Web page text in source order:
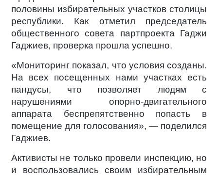
половины избирательных участков столицы
республики. Как отметил председатель
общественного совета партпроекта Гаджи
Гаджиев, проверка прошла успешно.
«Мониторинг показал, что условия созданы.
На всех посещенных нами участках есть
пандусы, что позволяет людям с
нарушениями опорно-двигательного
аппарата беспрепятственно попасть в
помещение для голосования», — поделился
Гаджиев.
Активисты не только провели инспекцию, но
и воспользовались своим избирательным